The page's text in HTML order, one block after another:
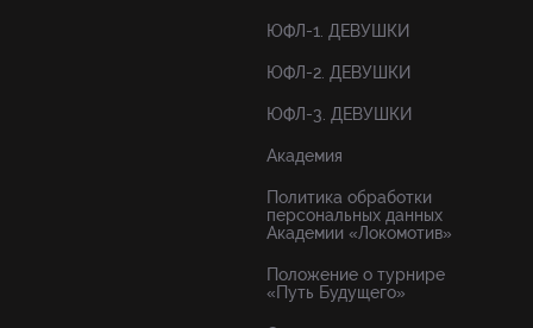
ЮФЛ-1. ДЕВУШКИ
ЮФЛ-2. ДЕВУШКИ
ЮФЛ-3. ДЕВУШКИ
Академия
Политика обработки
персональных данных
Академии «Локомотив»
Положение о турнире
«Путь Будущего»